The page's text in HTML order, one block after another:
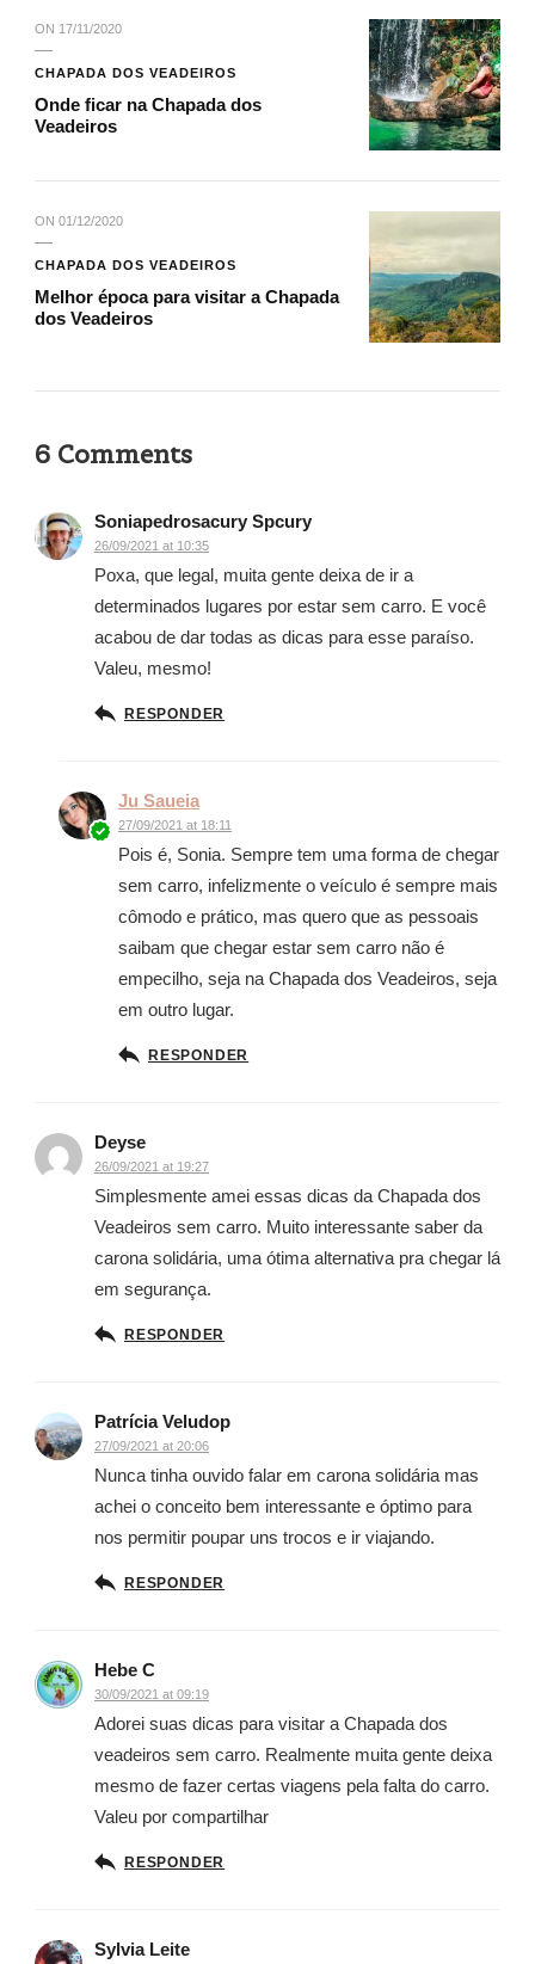
ON 17/11/2020
CHAPADA DOS VEADEIROS
Onde ficar na Chapada dos
Veadeiros
ON 01/12/2020
CHAPADA DOS VEADEIROS
Melhor época para visitar a Chapada
dos Veadeiros
6 Comments
Soniapedrosacury Spcury
26/09/2021 at 10:35
Poxa, que legal, muita gente deixa de ir a
determinados lugares por estar sem carro. E você
acabou de dar todas as dicas para esse paraíso.
Valeu, mesmo!
RESPONDER
Ju Saueia
27/09/2021 at 18:11
Pois é, Sonia. Sempre tem uma forma de chegar
sem carro, infelizmente o veículo é sempre mais
cômodo e prático, mas quero que as pessoais
saibam que chegar estar sem carro não é
empecilho, seja na Chapada dos Veadeiros, seja
em outro lugar.
RESPONDER
Deyse
26/09/2021 at 19:27
Simplesmente amei essas dicas da Chapada dos
Veadeiros sem carro. Muito interessante saber da
carona solidária, uma ótima alternativa pra chegar lá
em segurança.
RESPONDER
Patrícia Veludop
27/09/2021 at 20:06
Nunca tinha ouvido falar em carona solidária mas
achei o conceito bem interessante e óptimo para
nos permitir poupar uns trocos e ir viajando.
RESPONDER
Hebe C
30/09/2021 at 09:19
Adorei suas dicas para visitar a Chapada dos
veadeiros sem carro. Realmente muita gente deixa
mesmo de fazer certas viagens pela falta do carro.
Valeu por compartilhar
RESPONDER
Sylvia Leite